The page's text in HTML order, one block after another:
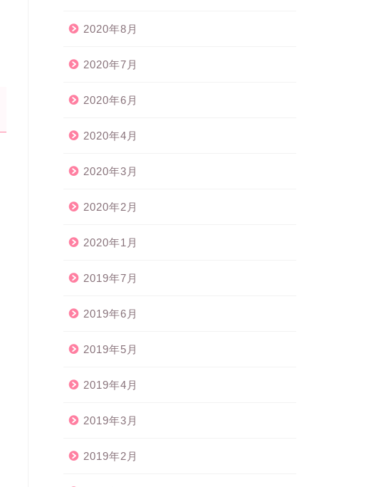
2020年8月
2020年7月
2020年6月
2020年4月
2020年3月
2020年2月
2020年1月
2019年7月
2019年6月
2019年5月
2019年4月
2019年3月
2019年2月